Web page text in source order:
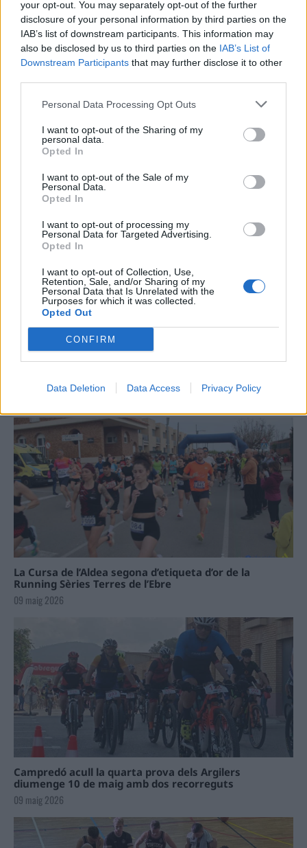
your opt-out. You may separately opt-out of the further
disclosure of your personal information by third parties on the
IAB’s list of downstream participants. This information may
also be disclosed by us to third parties on the IAB’s List of
Downstream Participants that may further disclose it to other
Personal Data Processing Opt Outs
I want to opt-out of the Sharing of my
personal data.
Opted In
I want to opt-out of the Sale of my
Personal Data.
Opted In
I want to opt-out of processing my
Personal Data for Targeted Advertising.
Opted In
I want to opt-out of Collection, Use,
Retention, Sale, and/or Sharing of my
Personal Data that Is Unrelated with the
Purposes for which it was collected.
Opted Out
CONFIRM
Data Deletion Data Access Privacy Policy
Els vestits de paper guanyen força
enguany amb més modistes i gairebé
40 peces a concurs
31 de juliol de 2026
per a gaudir de les Festes Majors
31 de juliol de 2026
Blaumut lidera el cartell musical de les
30 de juliol de 2026
Carrega més
La Cursa de l’Aldea segona d’etiqueta d’or de la
Running Sèries Terres de l’Ebre
09 maig 2026
Campredó acull la quarta prova dels Argilers
diumenge 10 de maig amb dos recorreguts
09 maig 2026